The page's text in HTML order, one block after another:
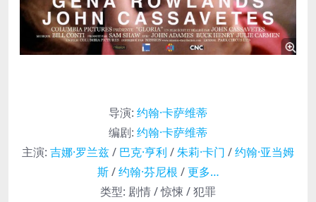
导演: 约翰·卡萨维蒂
编剧: 约翰·卡萨维蒂
主演: 吉娜·罗兰兹/ 巴克·亨利 /朱莉·卡门 /约翰·亚当姆
斯/约翰·芬尼根 /更多…
类型: 剧情 / 惊悚 / 犯罪